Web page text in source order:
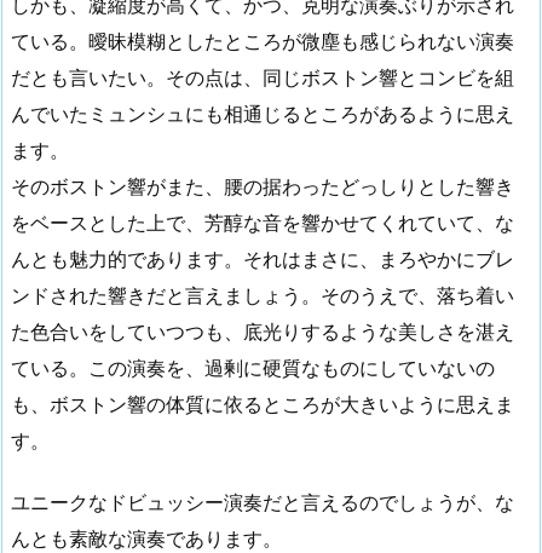
しかも、凝縮度が高くて、かつ、克明な演奏ぶりが示され
ている。曖昧模糊としたところが微塵も感じられない演奏
だとも言いたい。その点は、同じボストン響とコンビを組
んでいたミュンシュにも相通じるところがあるように思え
ます。
そのボストン響がまた、腰の据わったどっしりとした響き
をベースとした上で、芳醇な音を響かせてくれていて、な
んとも魅力的であります。それはまさに、まろやかにブレ
ンドされた響きだと言えましょう。そのうえで、落ち着い
た色合いをしていつつも、底光りするような美しさを湛え
ている。この演奏を、過剰に硬質なものにしていないの
も、ボストン響の体質に依るところが大きいように思えま
す。
ユニークなドビュッシー演奏だと言えるのでしょうが、な
んとも素敵な演奏であります。